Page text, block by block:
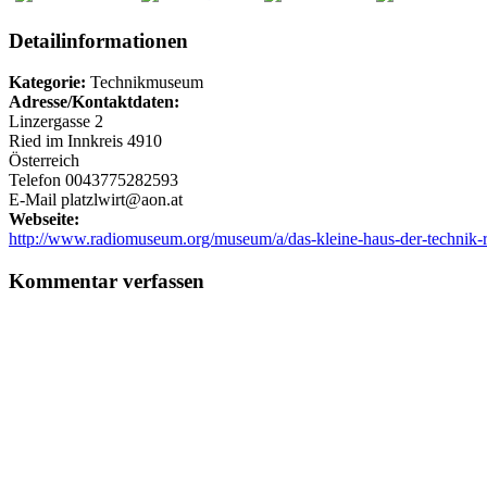
Detailinformationen
Kategorie: Technikmuseum
Adresse/Kontaktdaten:
Linzergasse 2
Ried im Innkreis 4910
Österreich
Telefon 0043775282593
E-Mail platzlwirt@aon.at
Webseite:
http://www.radiomuseum.org/museum/a/das-kleine-haus-der-
Kommentar verfassen